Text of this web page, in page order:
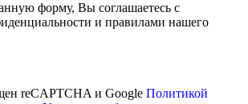
форму, Вы соглашаетесь с
и правилами нашего
reCAPTCHA и Google Политикой